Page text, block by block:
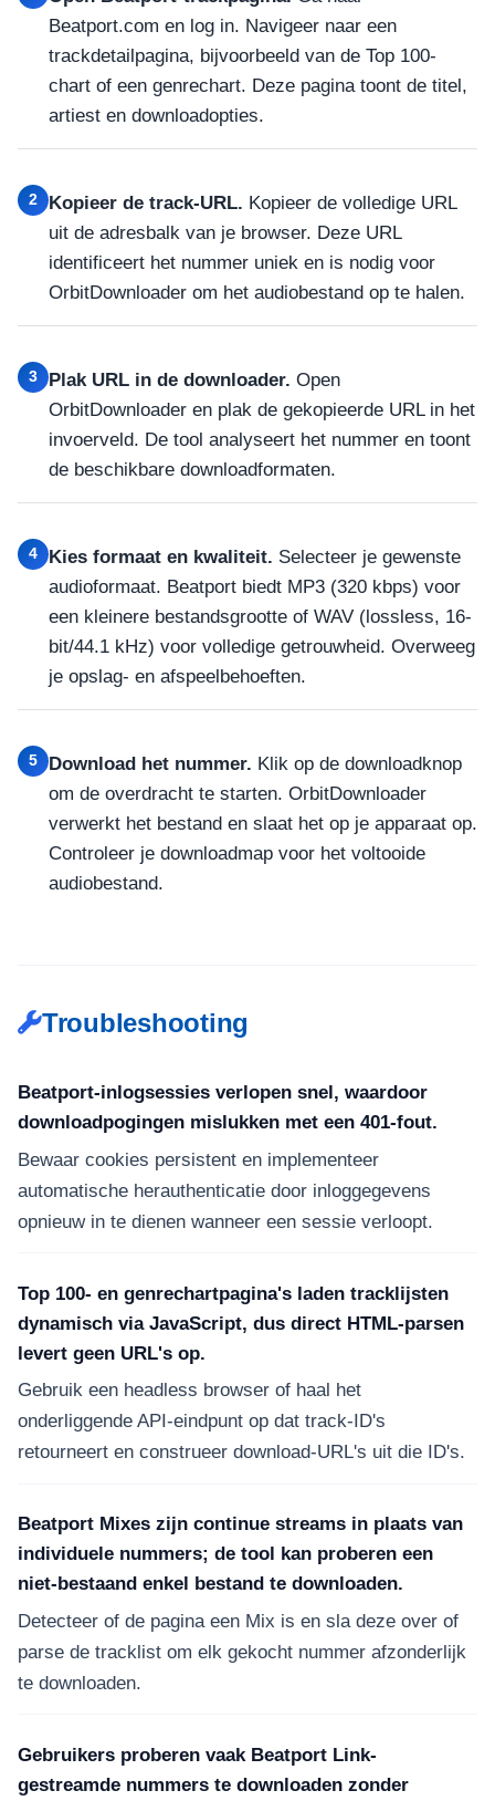
Beatport.com en log in. Navigeer naar een
trackdetailpagina, bijvoorbeeld van de Top 100-
chart of een genrechart. Deze pagina toont de titel,
artiest en downloadopties.
2 Kopieer de track-URL. Kopieer de volledige URL
uit de adresbalk van je browser. Deze URL
identificeert het nummer uniek en is nodig voor
OrbitDownloader om het audiobestand op te halen.
3 Plak URL in de downloader. Open
OrbitDownloader en plak de gekopieerde URL in het
invoerveld. De tool analyseert het nummer en toont
de beschikbare downloadformaten.
4 Kies formaat en kwaliteit. Selecteer je gewenste
audioformaat. Beatport biedt MP3 (320 kbps) voor
een kleinere bestandsgrootte of WAV (lossless, 16-
bit/44.1 kHz) voor volledige getrouwheid. Overweeg
je opslag- en afspeelbehoeften.
5 Download het nummer. Klik op de downloadknop
om de overdracht te starten. OrbitDownloader
verwerkt het bestand en slaat het op je apparaat op.
Controleer je downloadmap voor het voltooide
audiobestand.
Troubleshooting
Beatport-inlogsessies verlopen snel, waardoor
downloadpogingen mislukken met een 401-fout.
Bewaar cookies persistent en implementeer
automatische herauthenticatie door inloggegevens
opnieuw in te dienen wanneer een sessie verloopt.
Top 100- en genrechartpagina's laden tracklijsten
dynamisch via JavaScript, dus direct HTML-parsen
levert geen URL's op.
Gebruik een headless browser of haal het
onderliggende API-eindpunt op dat track-ID's
retourneert en construeer download-URL's uit die ID's.
Beatport Mixes zijn continue streams in plaats van
individuele nummers; de tool kan proberen een
niet-bestaand enkel bestand te downloaden.
Detecteer of de pagina een Mix is en sla deze over of
parse de tracklist om elk gekocht nummer afzonderlijk
te downloaden.
Gebruikers proberen vaak Beatport Link-
gestreamde nummers te downloaden zonder